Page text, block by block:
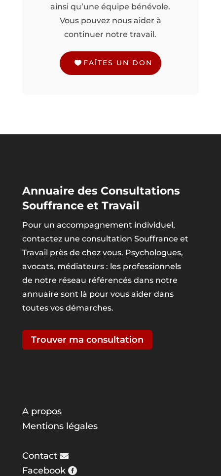
ainsi qu’une équipe bénévole.
Vous pouvez nous aider à
continuer notre travail.
FAÎTES UN DON
Annuaire des Consultations
Souffrance et Travail
Pour un accompagnement individuel,
contactez une consultation Souffrance et
Travail près de chez vous. Psychologues,
avocats, médiateurs : les professionnels
de notre réseau référencés dans notre
annuaire sont là pour vous aider dans
toutes vos démarches.
Trouver ma consultation
A propos
Mentions légales
Contact
Facebook